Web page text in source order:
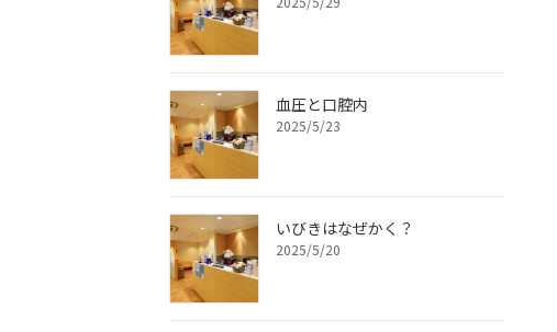
血圧と口腔内
2025/5/23
いびきはなぜかく？
2025/5/20